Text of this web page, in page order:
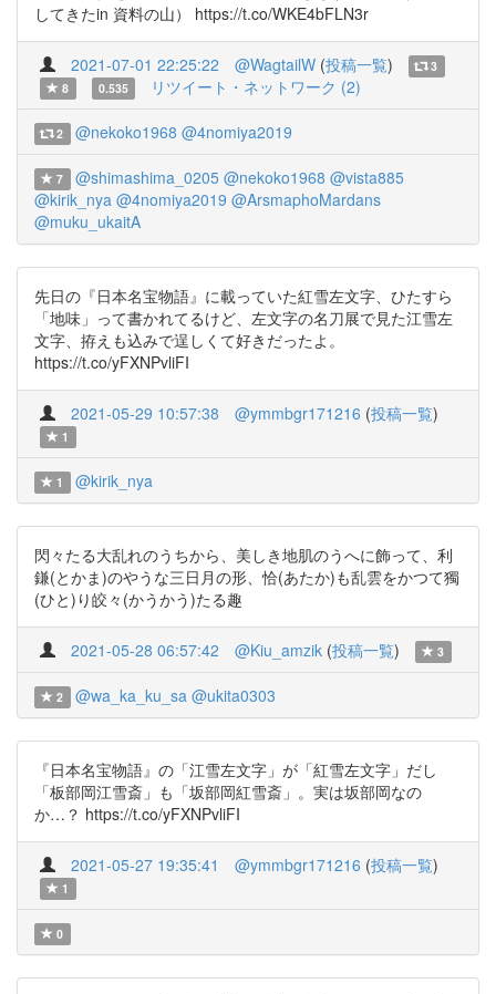
してきたin 資料の山） https://t.co/WKE4bFLN3r
2021-07-01 22:25:22 @WagtailW (投稿一覧)
3
8
0.535 リツイート・ネットワーク (2)
2 @nekoko1968 @4nomiya2019
7 @shimashima_0205 @nekoko1968 @vista885
@kirik_nya @4nomiya2019 @ArsmaphoMardans
@muku_ukaitA
先日の『日本名宝物語』に載っていた紅雪左文字、ひたすら
「地味」って書かれてるけど、左文字の名刀展で見た江雪左
文字、拵えも込みで逞しくて好きだったよ。
https://t.co/yFXNPvliFI
2021-05-29 10:57:38 @ymmbgr171216 (投稿一覧)
1
1 @kirik_nya
閃々たる大乱れのうちから、美しき地肌のうへに飾って、利
鎌(とかま)のやうな三日月の形、恰(あたか)も乱雲をかつて獨
(ひと)り皎々(かうかう)たる趣
2021-05-28 06:57:42 @Kiu_amzik (投稿一覧) 3
2 @wa_ka_ku_sa @ukita0303
『日本名宝物語』の「江雪左文字」が「紅雪左文字」だし
「板部岡江雪斎」も「坂部岡紅雪斎」。実は坂部岡なの
か…？ https://t.co/yFXNPvliFI
2021-05-27 19:35:41 @ymmbgr171216 (投稿一覧)
1
0